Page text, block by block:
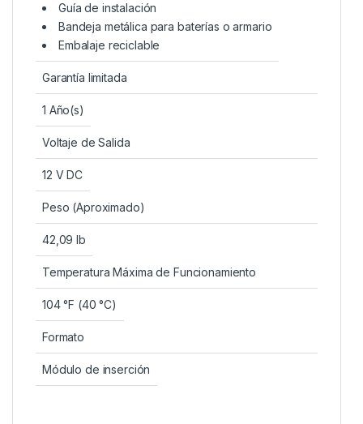
Guía de instalación
Bandeja metálica para baterías o armario
Embalaje reciclable
Garantía limitada
1 Año(s)
Voltaje de Salida
12 V DC
Peso (Aproximado)
42,09 lb
Temperatura Máxima de Funcionamiento
104 °F (40 °C)
Formato
Módulo de inserción